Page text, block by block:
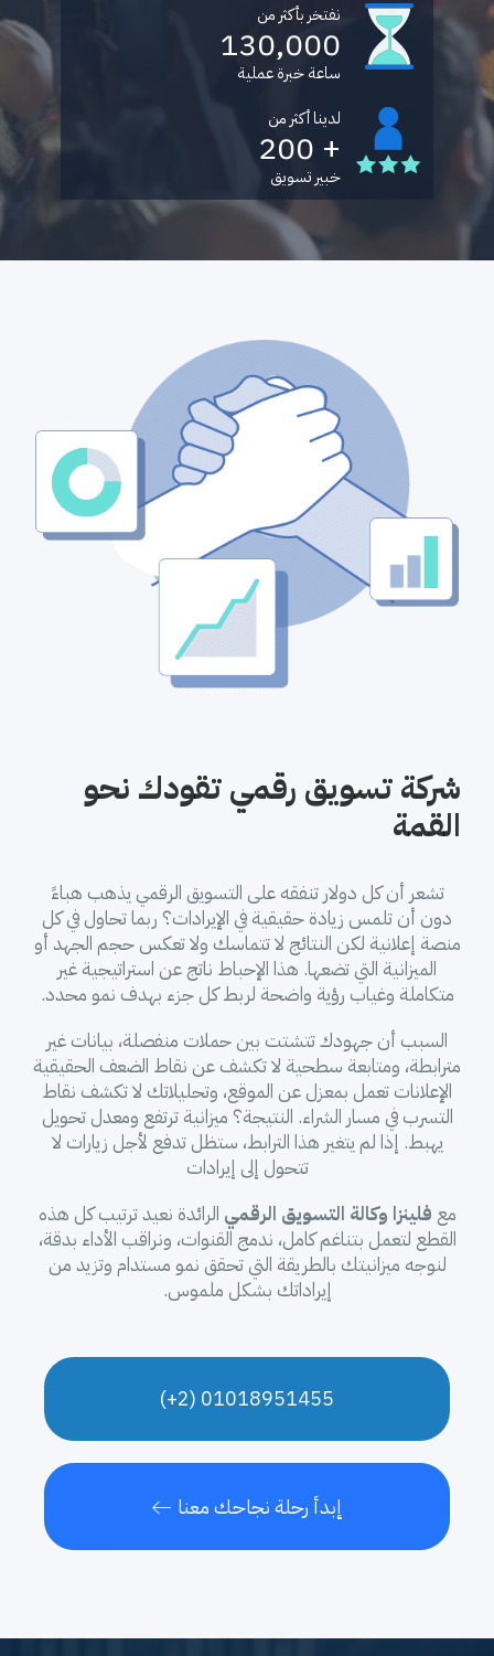
نفتخر بأكثر من
130,000
ساعة خبرة عملية
لدينا أكثر من
+ 200
خبير تسويق
شركة تسويق رقمي تقودك نحو
القمة
تشعر أن كل دولار تنفقه على التسويق الرقمي يذهب هباءً
دون أن تلمس زيادة حقيقية في الإيرادات؟ ربما تحاول في كل
منصة إعلانية لكن النتائج لا تتماسك ولا تعكس حجم الجهد أو
الميزانية التي تضعها. هذا الإحباط ناتج عن استراتيجية غير
متكاملة وغياب رؤية واضحة لربط كل جزء بهدف نمو محدد.
السبب أن جهودك تتشتت بين حملات منفصلة، بيانات غير
مترابطة، ومتابعة سطحية لا تكشف عن نقاط الضعف الحقيقية
الإعلانات تعمل بمعزل عن الموقع، وتحليلاتك لا تكشف نقاط
التسرب في مسار الشراء. النتيجة؟ ميزانية ترتفع ومعدل تحويل
يهبط. إذا لم يتغير هذا الترابط، ستظل تدفع لأجل زيارات لا
تتحول إلى إيرادات
مع فلينزا وكالة التسويق الرقمي الرائدة نعيد ترتيب كل هذه
القطع لتعمل بتناغم كامل، ندمج القنوات، ونراقب الأداء بدقة،
لنوجه ميزانيتك بالطريقة التي تحقق نمو مستدام وتزيد من
إيراداتك بشكل ملموس.
01018951455 (2+)
إبدأ رحلة نجاحك معنا